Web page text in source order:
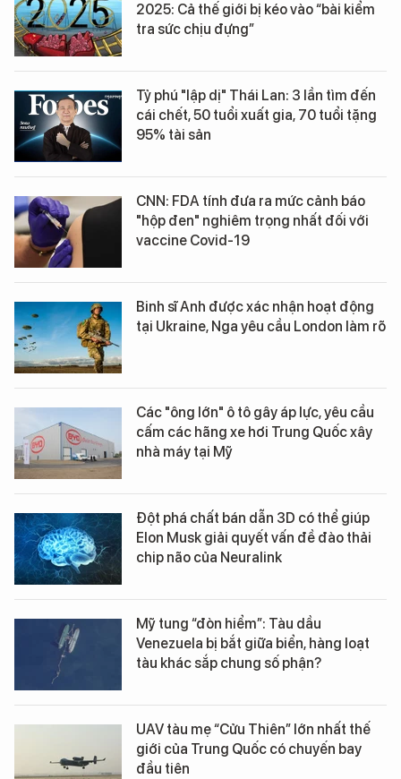
2025: Cả thế giới bị kéo vào “bài kiểm
tra sức chịu đựng”
Tỷ phú "lập dị" Thái Lan: 3 lần tìm đến
cái chết, 50 tuổi xuất gia, 70 tuổi tặng
95% tài sản
CNN: FDA tính đưa ra mức cảnh báo
"hộp đen" nghiêm trọng nhất đối với
vaccine Covid-19
Binh sĩ Anh được xác nhận hoạt động
tại Ukraine, Nga yêu cầu London làm rõ
Các "ông lớn" ô tô gây áp lực, yêu cầu
cấm các hãng xe hơi Trung Quốc xây
nhà máy tại Mỹ
Đột phá chất bán dẫn 3D có thể giúp
Elon Musk giải quyết vấn đề đào thải
chip não của Neuralink
Mỹ tung “đòn hiểm”: Tàu dầu
Venezuela bị bắt giữa biển, hàng loạt
tàu khác sắp chung số phận?
UAV tàu mẹ “Cửu Thiên” lớn nhất thế
giới của Trung Quốc có chuyến bay
đầu tiên